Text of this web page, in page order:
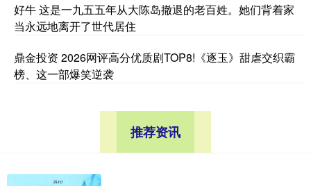
好牛 这是一九五五年从大陈岛撤退的老百姓。她们背着家
当永远地离开了世代居住
鼎金投资 2026网评高分优质剧TOP8!《逐玉》甜虐交织霸
榜、这一部爆笑逆袭
推荐资讯